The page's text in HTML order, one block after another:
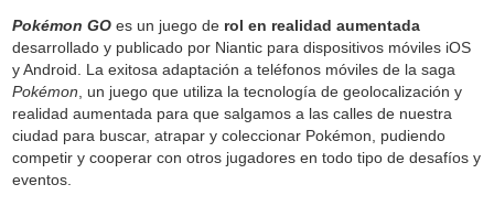
Pokémon GO es un juego de rol en realidad aumentada
desarrollado y publicado por Niantic para dispositivos móviles iOS
y Android. La exitosa adaptación a teléfonos móviles de la saga
Pokémon , un juego que utiliza la tecnología de geolocalización y
realidad aumentada para que salgamos a las calles de nuestra
ciudad para buscar, atrapar y coleccionar Pokémon, pudiendo
competir y cooperar con otros jugadores en todo tipo de desafíos y
eventos.